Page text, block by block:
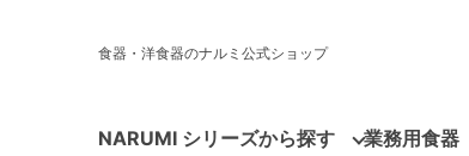
食器・洋食器のナルミ公式ショップ
NARUMI シリーズから探す 業務用食器